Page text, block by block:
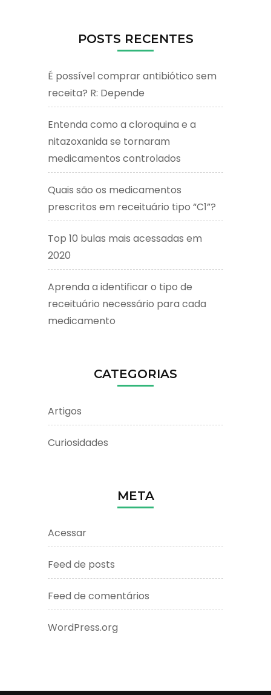
POSTS RECENTES
É possível comprar antibiótico sem
receita? R: Depende
Entenda como a cloroquina e a
nitazoxanida se tornaram
medicamentos controlados
Quais são os medicamentos
prescritos em receituário tipo “C1”?
Top 10 bulas mais acessadas em
2020
Aprenda a identificar o tipo de
receituário necessário para cada
medicamento
CATEGORIAS
Artigos
Curiosidades
META
Acessar
Feed de posts
Feed de comentários
WordPress.org